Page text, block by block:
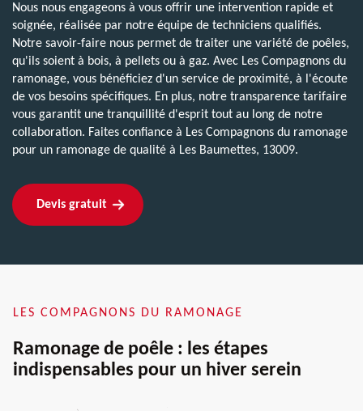
Nous nous engageons à vous offrir une intervention rapide et
soignée, réalisée par notre équipe de techniciens qualifiés.
Notre savoir-faire nous permet de traiter une variété de poêles,
qu'ils soient à bois, à pellets ou à gaz. Avec Les Compagnons du
ramonage, vous bénéficiez d'un service de proximité, à l'écoute
de vos besoins spécifiques. En plus, notre transparence tarifaire
vous garantit une tranquillité d'esprit tout au long de notre
collaboration. Faites confiance à Les Compagnons du ramonage
pour un ramonage de qualité à Les Baumettes, 13009.
Devis gratuit
LES COMPAGNONS DU RAMONAGE
Ramonage de poêle : les étapes
indispensables pour un hiver serein